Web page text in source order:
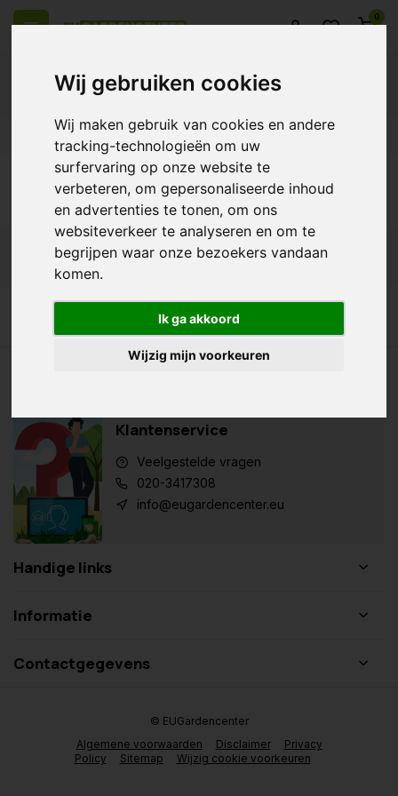
Wij gebruiken cookies
Wij maken gebruik van cookies en andere
tracking-technologieën om uw
surfervaring op onze website te
verbeteren, om gepersonaliseerde inhoud
en advertenties te tonen, om ons
websiteverkeer te analyseren en om te
begrijpen waar onze bezoekers vandaan
komen.
Ik ga akkoord
Wijzig mijn voorkeuren
0
14 Dagen retourrecht Beste klantenservice
Terug
Plantversterker
Klantenservice
Veelgestelde vragen
020-3417308
info@eugardencenter.eu
Handige links
Informatie
Contactgegevens
Algemene voorwaarden Disclaimer
Privacy
Policy
Sitemap Wijzig cookie voorkeuren
© EUGardencenter